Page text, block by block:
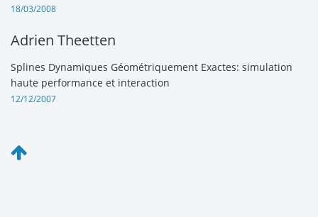
18/03/2008
Adrien Theetten
Splines Dynamiques Géométriquement Exactes: simulation
haute performance et interaction
12/12/2007